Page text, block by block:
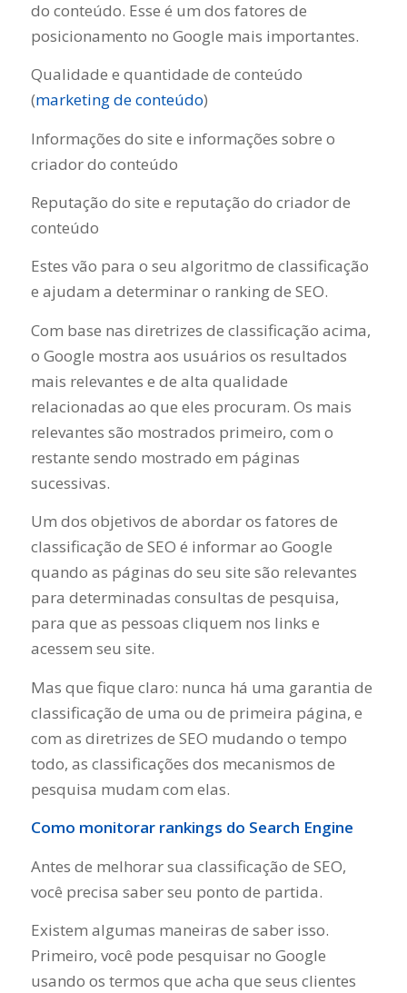
do conteúdo. Esse é um dos fatores de
posicionamento no Google mais importantes.
Qualidade e quantidade de conteúdo
(marketing de conteúdo)
Informações do site e informações sobre o
criador do conteúdo
Reputação do site e reputação do criador de
conteúdo
Estes vão para o seu algoritmo de classificação
e ajudam a determinar o ranking de SEO.
Com base nas diretrizes de classificação acima,
o Google mostra aos usuários os resultados
mais relevantes e de alta qualidade
relacionadas ao que eles procuram. Os mais
relevantes são mostrados primeiro, com o
restante sendo mostrado em páginas
sucessivas.
Um dos objetivos de abordar os fatores de
classificação de SEO é informar ao Google
quando as páginas do seu site são relevantes
para determinadas consultas de pesquisa,
para que as pessoas cliquem nos links e
acessem seu site.
Mas que fique claro: nunca há uma garantia de
classificação de uma ou de primeira página, e
com as diretrizes de SEO mudando o tempo
todo, as classificações dos mecanismos de
pesquisa mudam com elas.
Como monitorar rankings do Search Engine
Antes de melhorar sua classificação de SEO,
você precisa saber seu ponto de partida.
Existem algumas maneiras de saber isso.
Primeiro, você pode pesquisar no Google
usando os termos que acha que seus clientes